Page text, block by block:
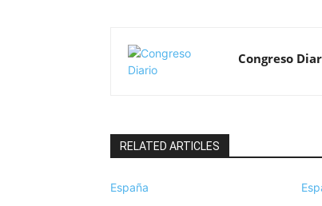
Congreso
RELATED ARTICLES
España